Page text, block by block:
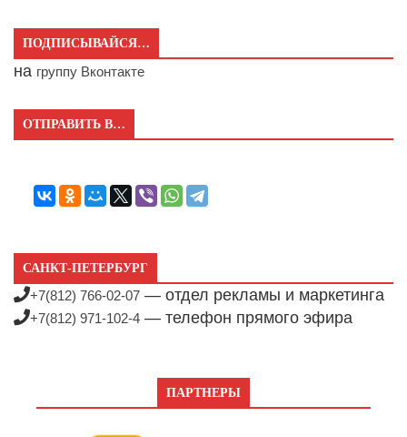
ПОДПИСЫВАЙСЯ…
на группу Вконтакте
ОТПРАВИТЬ В…
САНКТ-ПЕТЕРБУРГ
+7(812) 766-02-07 — отдел рекламы и маркетинга
+7(812) 971-102-4 — телефон прямого эфира
ПАРТНЕРЫ